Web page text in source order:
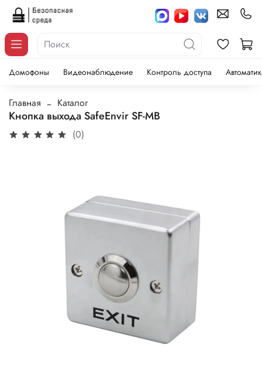
Домофоны Видеонаблюдение Контроль доступа
Главная Каталог
Кнопка выхода SafeEnvir SF-MB
(0)